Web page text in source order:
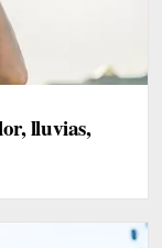
lluvias,